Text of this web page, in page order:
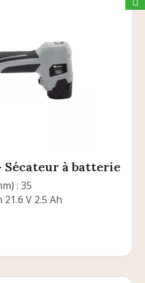
Sécateur à batterie
: 35
V 2.5 Ah